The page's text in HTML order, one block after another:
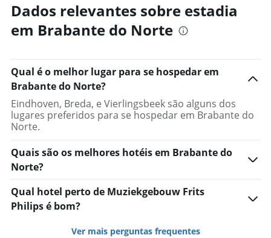
Dados relevantes sobre estadia
em Brabante do Norte
Qual é o melhor lugar para se hospedar em
Brabante do Norte?
Eindhoven, Breda, e Vierlingsbeek são alguns dos
lugares preferidos para se hospedar em Brabante do
Norte.
Quais são os melhores hotéis em Brabante do
Norte?
Qual hotel perto de Muziekgebouw Frits
Philips é bom?
Ver mais perguntas frequentes